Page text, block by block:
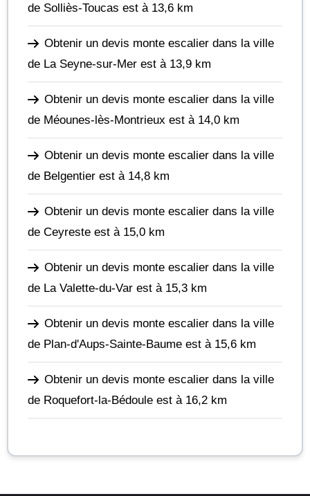
de Solliès-Toucas est à 13,6 km
Obtenir un devis monte escalier dans la ville
de La Seyne-sur-Mer est à 13,9 km
Obtenir un devis monte escalier dans la ville
de Méounes-lès-Montrieux est à 14,0 km
Obtenir un devis monte escalier dans la ville
de Belgentier est à 14,8 km
Obtenir un devis monte escalier dans la ville
de Ceyreste est à 15,0 km
Obtenir un devis monte escalier dans la ville
de La Valette-du-Var est à 15,3 km
Obtenir un devis monte escalier dans la ville
de Plan-d'Aups-Sainte-Baume est à 15,6 km
Obtenir un devis monte escalier dans la ville
de Roquefort-la-Bédoule est à 16,2 km